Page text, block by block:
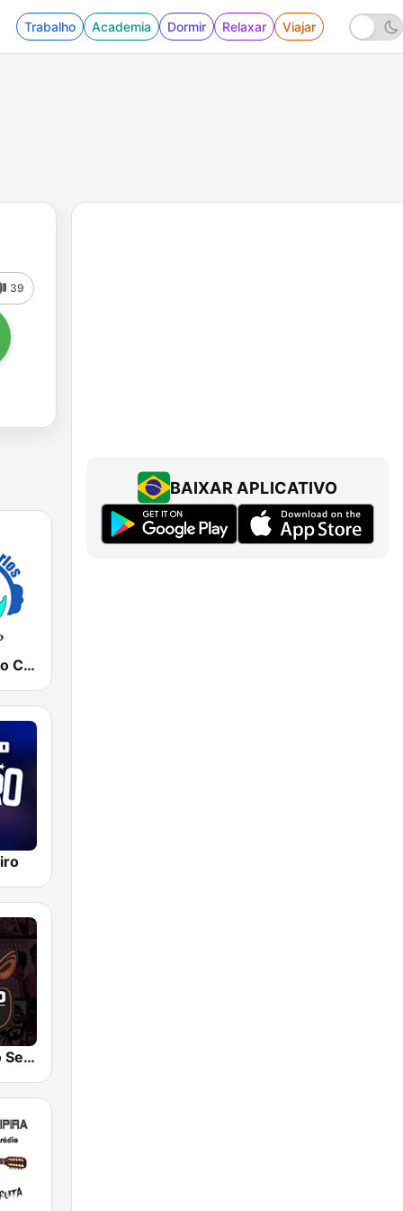
Trabalho Academia Dormir Relaxar Viajar
39
Rádio Roberto Carlos
Rádio Buteco Sertanejo
BAIXAR APLICATIVO